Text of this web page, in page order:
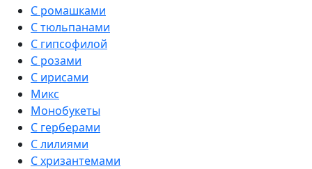
С ромашками
С тюльпанами
С гипсофилой
С розами
С ирисами
Микс
Монобукеты
С герберами
С лилиями
С хризантемами